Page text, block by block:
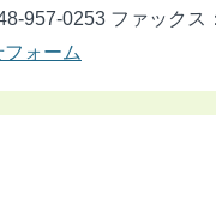
957-0253 ファックス
ォーム